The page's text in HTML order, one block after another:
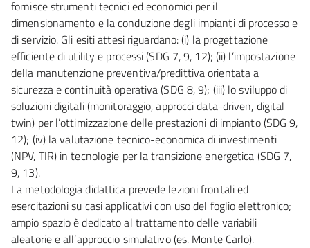
fornisce strumenti tecnici ed economici per il
dimensionamento e la conduzione degli impianti di processo e
di servizio. Gli esiti attesi riguardano: (i) la progettazione
efficiente di utility e processi (SDG 7, 9, 12); (ii) l’impostazione
della manutenzione preventiva/predittiva orientata a
sicurezza e continuità operativa (SDG 8, 9); (iii) lo sviluppo di
soluzioni digitali (monitoraggio, approcci data-driven, digital
twin) per l’ottimizzazione delle prestazioni di impianto (SDG 9,
12); (iv) la valutazione tecnico-economica di investimenti
(NPV, TIR) in tecnologie per la transizione energetica (SDG 7,
9, 13).
La metodologia didattica prevede lezioni frontali ed
esercitazioni su casi applicativi con uso del foglio elettronico;
ampio spazio è dedicato al trattamento delle variabili
aleatorie e all’approccio simulativo (es. Monte Carlo).